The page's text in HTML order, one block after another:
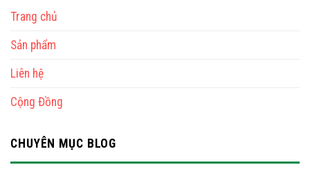
Trang chủ
Sản phẩm
Liên hệ
Cộng Đồng
CHUYÊN MỤC BLOG